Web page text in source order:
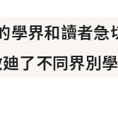
學界和讀者
了不同界別